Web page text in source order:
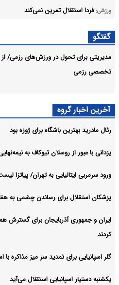
ورزشی: فردا استقلال تمرین نمی‌کند
ورزشی: وینیسیوس در برنابئو ماند، تمدیدگفتگو
مدیریتی برای تحول در ورزش‌های رزمی/ از
تخصصی رزمی
آخرین اخبار گروه
رئال مادرید بهترین باشگاه برای ژوزه بود
یزدانی با عبور از روسلان تیوکاف به
ورود سرمربی ایتالیایی به تهران/ پیاتزا
پزشکان استقلال برای رساندن چشمی به
ایران و جمهوری آذربایجان برای گسترش
کردند
گلر اسپانیایی برای تمدید سر میز مذاکره با
یکشنبه دستیار اسپانیایی استقلال می‌آید